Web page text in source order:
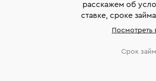
расскажем об
ставке, сроке
Посмотреть
Срок